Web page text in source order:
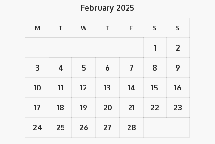
February 2025
M T W T F S S
1 2
3 4 5 6 7 8 9
10 11 12 13 14 15 16
17 18 19 20 21 22 23
24 25 26 27 28